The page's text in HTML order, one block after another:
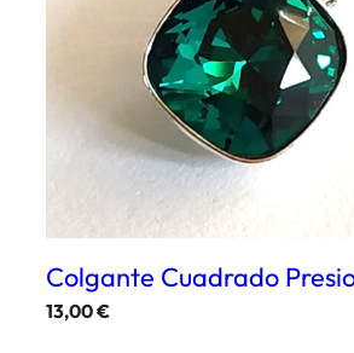
Colgante Cuadrado
13,00€